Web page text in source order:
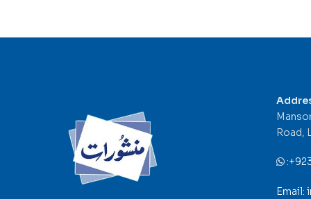
Road,
:
Email: